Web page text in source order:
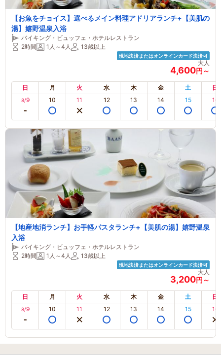
【お魚をチョイス】選べるメイン料理アドリアランチ+【美肌の
湯】嬉野温泉入浴
バイキング・ビュッフェ・ホテルレストラン
2時間
1人～4人 13歳以上
現地決済またはオンラインカード決済可
大人
4,600円～
日 月 火 水 木 金 土 日
8/9 10 11 12 13 14 15 16
【地産地消ランチ】お手軽パスタランチ+【美肌の湯】嬉野温泉
入浴
バイキング・ビュッフェ・ホテルレストラン
2時間
1人～4人 13歳以上
現地決済またはオンラインカード決済可
大人
3,200円～
日 月 火 水 木 金 土 日
8/9 10 11 12 13 14 15 16